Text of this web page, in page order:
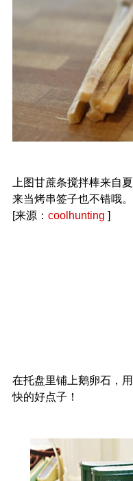
上图甘蔗条搅拌棒来自
来当烤串签子也不错哦。
[来源： coolhunting ]
在托盘里铺上鹅卵石，
快的好点子！